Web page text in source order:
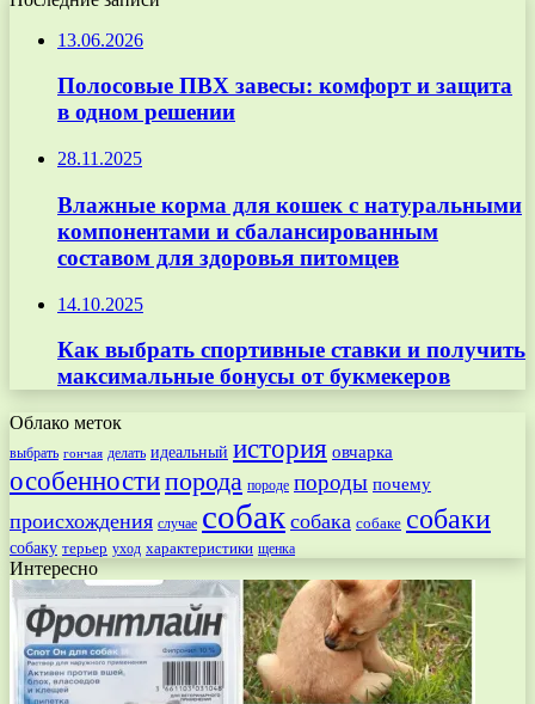
13.06.2026
Полосовые ПВХ завесы: комфорт и защита
в одном решении
28.11.2025
Влажные корма для кошек с натуральными
компонентами и сбалансированным
составом для здоровья питомцев
14.10.2025
Как выбрать спортивные ставки и получить
максимальные бонусы от букмекеров
Облако меток
выбрать гончая делать идеальный история овчарка
особенностипорода породе породы почему
происхождения случае собак собака собаке собаки
собаку терьер уход характеристики щенка
Интересно